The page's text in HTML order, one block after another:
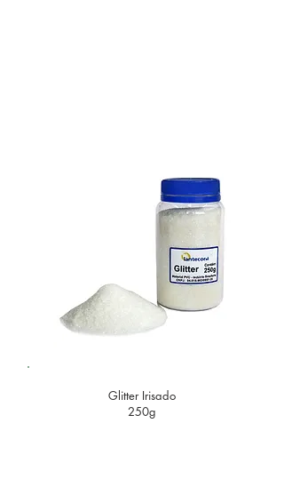
Glitter Irisado
250g